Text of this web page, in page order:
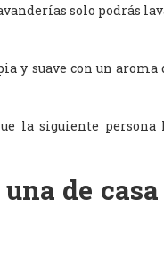
solo podrás
y suave con un aroma
la siguiente
de